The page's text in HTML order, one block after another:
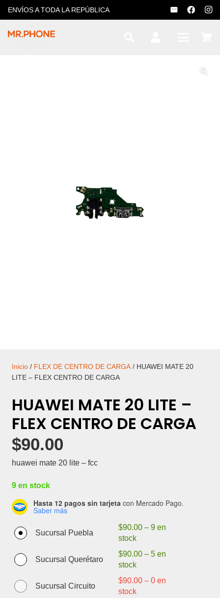
ENVÍOS A TODA LA REPÚBLICA
Inicio / FLEX DE CENTRO DE CARGA/ HUAWEI MATE 20
LITE – FLEX CENTRO DE CARGA
HUAWEI MATE 20 LITE –
FLEX CENTRO DE CARGA
$90.00
huawei mate 20 lite – fcc
9 en stock
Hasta 12 pagos sin tarjeta con Mercado Pago.
Saber más
Sucursal Puebla
$90.00 –9 en
stock
Sucursal Querétaro
$90.00 –5 en
stock
Sucursal Circuito
$90.00 –0 en
stock